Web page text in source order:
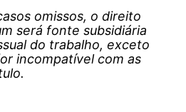
omissos, o direito
será fonte subsidiária
do trabalho, exceto
incompatível com as